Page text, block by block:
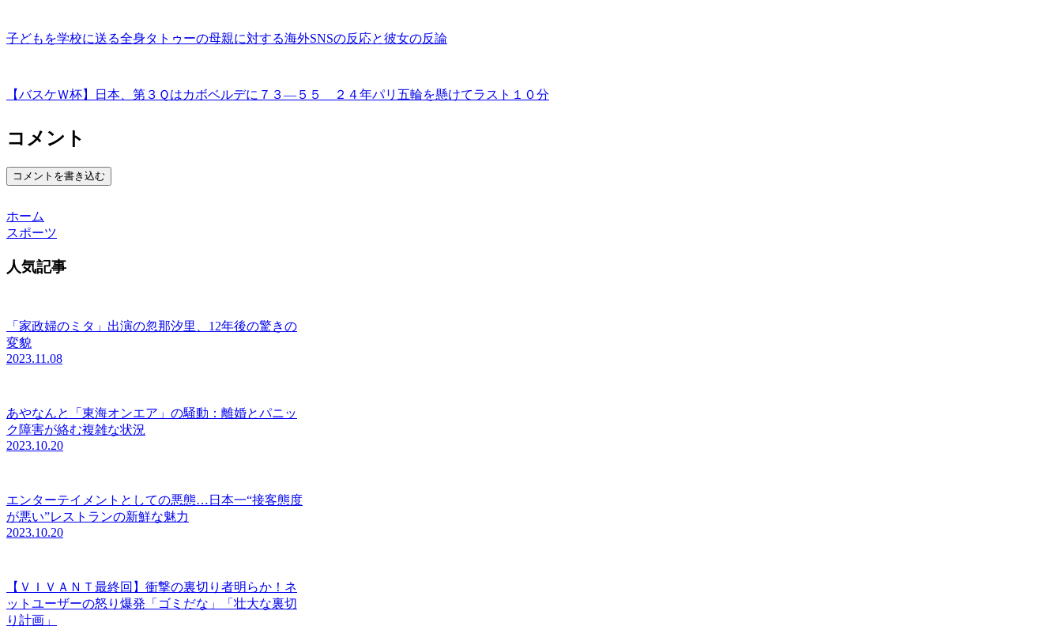
子どもを学校に送る全身タトゥーの母親に対する海外SNSの反応と彼女の反論
【バスケＷ杯】日本、第３Ｑはカボベルデに７３―５５ ２４年パリ五輪を懸けてラスト１０分
コメント
コメントを書き込む
ホーム
スポーツ
人気記事
「家政婦のミタ」出演の忽那汐里、12年後の驚きの
変貌
2023.11.08
あやなんと「東海オンエア」の騒動：離婚とパニッ
ク障害が絡む複雑な状況
2023.10.20
エンターテイメントとしての悪態…日本一“接客態度
が悪い”レストランの新鮮な魅力
2023.10.20
【ＶＩＶＡＮＴ最終回】衝撃の裏切り者明らか！ネ
ットユーザーの怒り爆発「ゴミだな」「壮大な裏切
り計画」